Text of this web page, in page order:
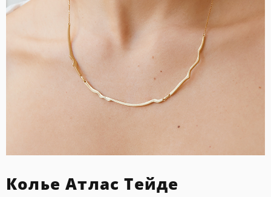
Колье Атлас Тейде